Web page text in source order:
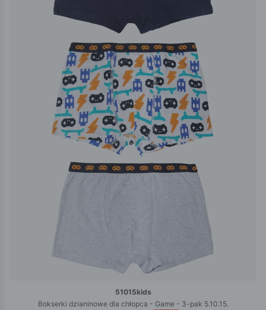
51015kids
Bokserki dzianinowe dla chłopca - Game - 3-pak 5.10.15.